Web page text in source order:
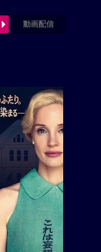
動画配信